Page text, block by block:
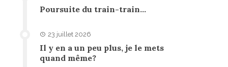
Poursuite du train-train…
23 juillet 2026
Il y en a un peu plus, je le mets
quand même?